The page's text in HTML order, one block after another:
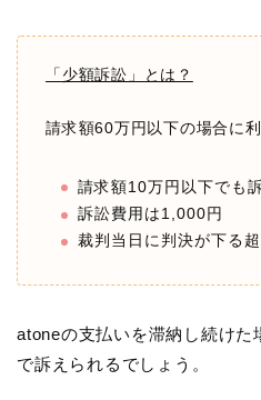
「少額訴訟」とは？
請求額60万円以下の場合に
請求額10万円以下でも
訴訟費用は1,000円
裁判当日に判決が下る
atoneの支払いを滞納し続けた
で訴えられるでしょう。